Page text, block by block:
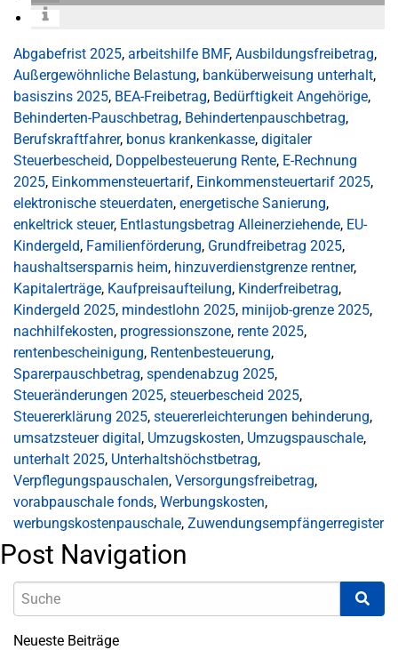
Abgabefrist 2025, arbeitshilfe BMF, Ausbildungsfreibetrag,
Außergewöhnliche Belastung, banküberweisung unterhalt,
basiszins 2025, BEA-Freibetrag, Bedürftigkeit Angehörige,
Behinderten-Pauschbetrag, Behindertenpauschbetrag,
Berufskraftfahrer, bonus krankenkasse, digitaler
Steuerbescheid, Doppelbesteuerung Rente, E-Rechnung
2025, Einkommensteuertarif, Einkommensteuertarif 2025,
elektronische steuerdaten, energetische Sanierung,
enkeltrick steuer, Entlastungsbetrag Alleinerziehende, EU-
Kindergeld, Familienförderung, Grundfreibetrag 2025,
haushaltsersparnis heim, hinzuverdienstgrenze rentner,
Kapitalerträge, Kaufpreisaufteilung, Kinderfreibetrag,
Kindergeld 2025, mindestlohn 2025, minijob-grenze 2025,
nachhilfekosten, progressionszone, rente 2025,
rentenbescheinigung, Rentenbesteuerung,
Sparerpauschbetrag, spendenabzug 2025,
Steueränderungen 2025, steuerbescheid 2025,
Steuererklärung 2025, steuererleichterungen behinderung,
umsatzsteuer digital, Umzugskosten, Umzugspauschale,
unterhalt 2025, Unterhaltshöchstbetrag,
Verpflegungspauschalen, Versorgungsfreibetrag,
vorabpauschale fonds, Werbungskosten,
werbungskostenpauschale, Zuwendungsempfängerregister
Post Navigation
Neueste Beiträge